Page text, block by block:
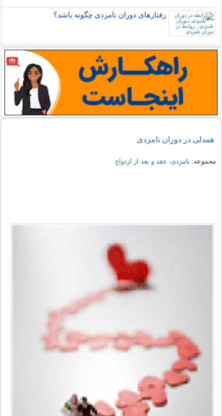
رفتارهای دوران نامزدی چگونه باشد؟
همدلی در دوران نامزدی
مجموعه: نامزدی، عقد و بعد از ازدواج